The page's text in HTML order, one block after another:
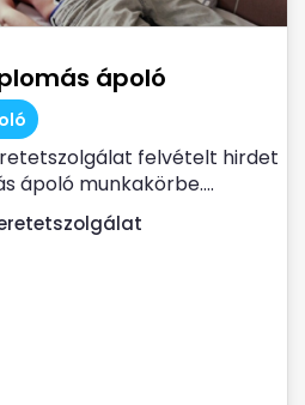
ápoló
felvételt hirdet
ápoló munkakörbe....